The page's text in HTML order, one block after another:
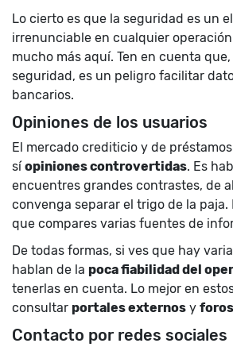
Lo cierto es que la seguridad es un
irrenunciable en cualquier
mucho más aquí. Ten en cuenta
seguridad, es un peligro facilitar
bancarios.
Opiniones de los usuarios
El mercado crediticio y de
síopiniones controvertidas. Es
encuentres grandes contrastes, de
convenga separar el trigo de la paja.
que compares varias fuentes de
De todas formas, si ves que hay
hablan de la poca fiabilidad del
tenerlas en cuenta. Lo mejor en
consultar portales externos y
Contacto por redes sociales